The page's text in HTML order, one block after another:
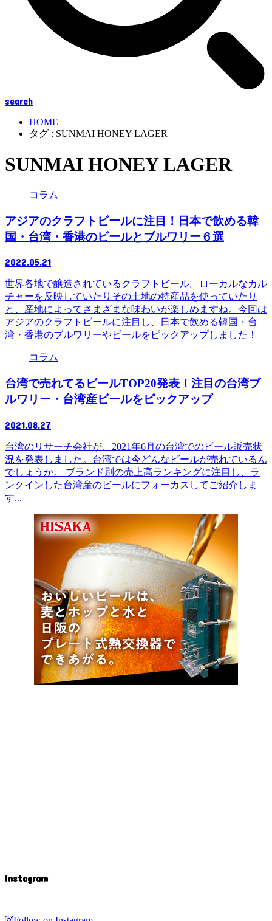
search
HOME
タグ : SUNMAI HONEY LAGER
SUNMAI HONEY LAGER
コラム
アジアのクラフトビールに注目！日本で飲める韓
国・台湾・香港のビールとブルワリー６選
2022.05.21
世界各地で醸造されているクラフトビール。ローカルなカル
チャーを反映していたりその土地の特産品を使っていたり
と、産地によってさまざまな味わいが楽しめますね。今回は
アジアのクラフトビールに注目し、日本で飲める韓国・台
湾・香港のブルワリーやビールをピックアップしました！
コラム
台湾で売れてるビールTOP20発表！注目の台湾ブ
ルワリー・台湾産ビールをピックアップ
2021.08.27
台湾のリサーチ会社が、2021年6月の台湾でのビール販売状
況を発表しました。台湾では今どんなビールが売れているん
でしょうか。 ブランド別の売上高ランキングに注目し、ラ
ンクインした台湾産のビールにフォーカスしてご紹介しま
す...
Instagram